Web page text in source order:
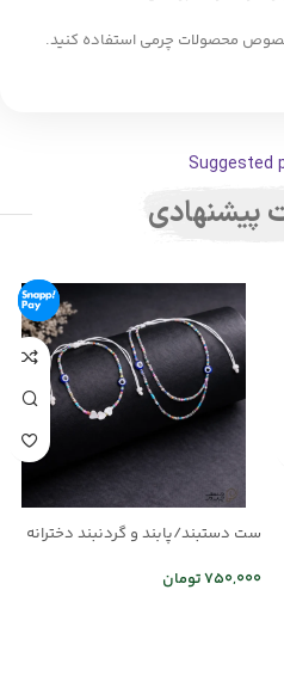
محصولات چرمی استفاده کنید.
Suggested
پیشنهادی
ست دستبند/پابند و گردنبند دخترانه
750,000تومان